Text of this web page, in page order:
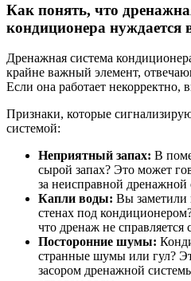
Как понять, что
кондиционера нуждается
Дренажная система
крайне важный элемент,
Если она работает некорректно,
Признаки, которые
системой:
Неприятный запах: В
сырой запах? Это может
за неисправной дренажной
Капли воды: Вы заметили
стенах под
что дренаж не справляется
Посторонние шумы:
странные шумы или гул?
засором дренажной